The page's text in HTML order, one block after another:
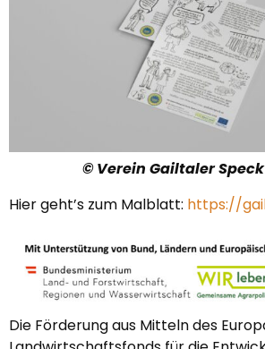
© Verein Gailtaler
Hier geht’s zum Malblatt: https://
Die Förderung aus Mitteln des